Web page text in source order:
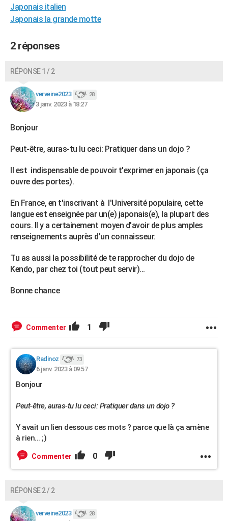
FORUM
Japonais italien
Japonais la grande motte
2 réponses
RÉPONSE 1 / 2
verveine2023 28
3 janv. 2023 à 18:27
Bonjour
Peut-être, auras-tu lu ceci: Pratiquer dans un dojo ?
Il est indispensable de pouvoir t'exprimer en japonais (ça
ouvre des portes).
En France, en t'inscrivant à l'Université populaire, cette
langue est enseignée par un(e) japonais(e), la plupart des
cours. Il y a certainement moyen d'avoir de plus amples
renseignements auprès d'un connaisseur.
Tu as aussi la possibilité de te rapprocher du dojo de
Kendo, par chez toi (tout peut servir)...
Bonne chance
Commenter 1
Radinoz 73
6 janv. 2023 à 09:57
Bonjour
Peut-être, auras-tu lu ceci: Pratiquer dans un dojo ?
Y avait un lien dessous ces mots ? parce que là ça amène
à rien... ;)
Commenter 0
RÉPONSE 2 / 2
verveine2023 28